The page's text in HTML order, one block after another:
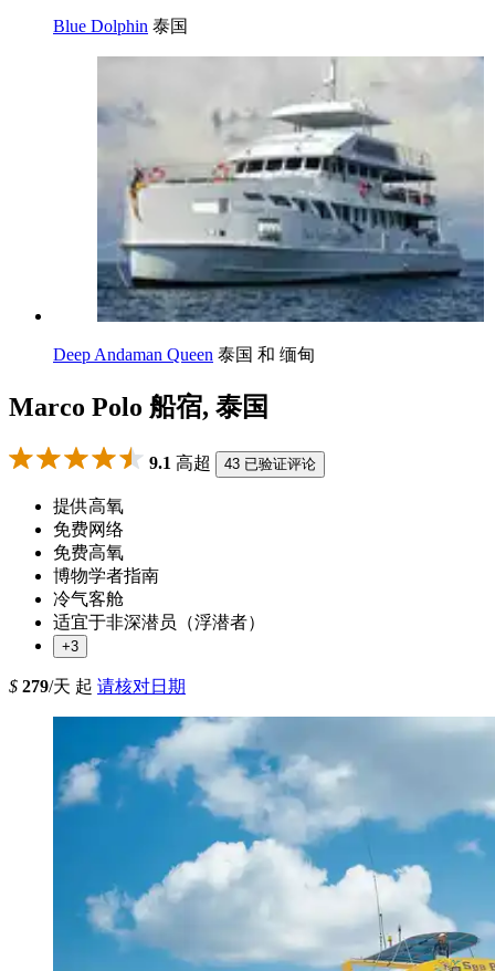
Blue Dolphin 泰国
Deep Andaman Queen 泰国 和 缅甸
Marco Polo 船宿, 泰国
9.1 高超 43 已验证评论
提供高氧
免费网络
免费高氧
博物学者指南
冷气客舱
适宜于非深潜员（浮潜者）
+3
$ 279/天 起 请核对日期